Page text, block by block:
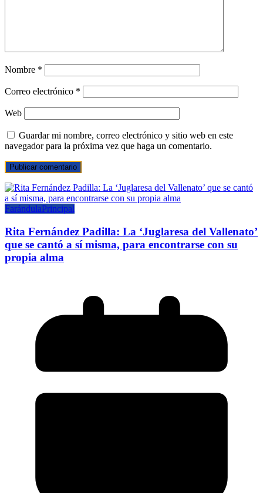
Nombre *
Correo electrónico *
Web
Guardar mi nombre, correo electrónico y sitio web en este
navegador para la próxima vez que haga un comentario.
FarándulaPrincipal
Rita Fernández Padilla: La ‘Juglaresa del Vallenato’
que se cantó a sí misma, para encontrarse con su
propia alma